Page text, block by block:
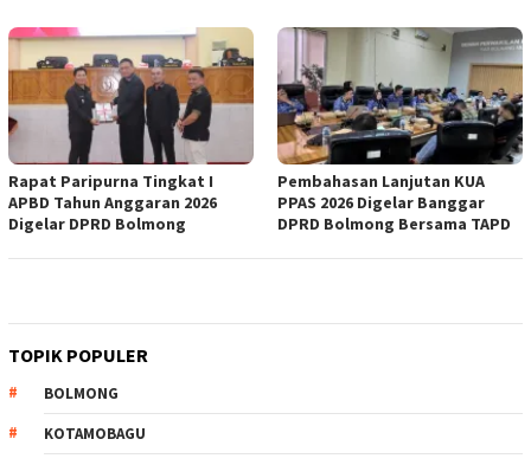
Rapat Paripurna Tingkat I
APBD Tahun Anggaran 2026
Digelar DPRD Bolmong
Pembahasan Lanjutan KUA
PPAS 2026 Digelar Banggar
DPRD Bolmong Bersama TAPD
TOPIK POPULER
BOLMONG
KOTAMOBAGU